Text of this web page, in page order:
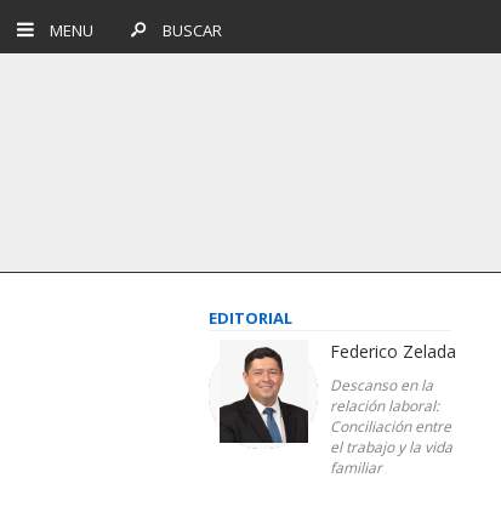
MENU BUSCAR
EDITORIAL
Federico Zelada
Descanso en la
relación laboral:
Conciliación entre
el trabajo y la vida
familiar